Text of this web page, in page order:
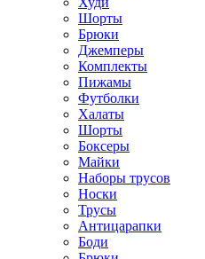
Шорты
Брюки
Джемперы
Комплекты
Пижамы
Футболки
Халаты
Шорты
Боксеры
Майки
Наборы трусов
Носки
Трусы
Антицарапки
Боди